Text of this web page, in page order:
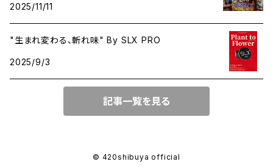
2025/11/11
"生まれ変わる、斬れ味" By SLX PRO
2025/9/3
記事一覧を見る
© 420shibuya official